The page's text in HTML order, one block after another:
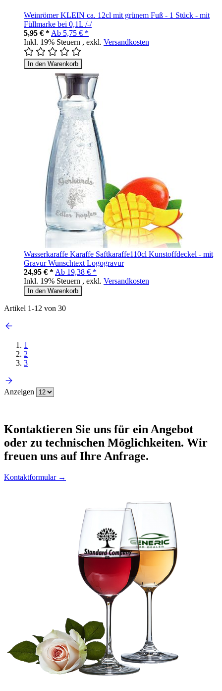
Weinrömer KLEIN ca. 12cl mit grünem Fuß - 1 Stück - mit
Füllmarke bei 0,1L /-/
5,95 € * Ab 5,75 € *
Inkl. 19% Steuern , exkl. Versandkosten
In den Warenkorb
Wasserkaraffe Karaffe Saftkaraffe110cl Kunstoffdeckel - mit
Gravur Wunschtext Logogravur
24,95 € * Ab 19,38 € *
Inkl. 19% Steuern , exkl. Versandkosten
In den Warenkorb
Artikel 1-12 von 30
1
2
3
Anzeigen
Kontaktieren Sie uns für ein Angebot
oder zu technischen Möglichkeiten. Wir
freuen uns auf Ihre Anfrage.
Kontaktformular →